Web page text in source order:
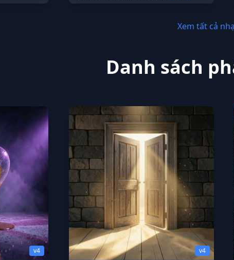
Xem tất cả
Danh sách
v4 v4